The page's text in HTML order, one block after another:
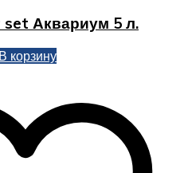
Аквариум 5 л.
Текущая
В корзину